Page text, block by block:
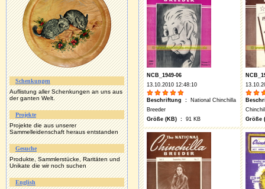
Schenkungen
Auflistung aller Schenkungen an uns aus
der ganten Welt.
Projekte
Projekte die aus unserer
Sammelleidenschaft heraus entstanden
Gesuche
Produkte, Sammlerstücke, Raritäten und
Unikate die wir noch suchen
English
NCB_1949-06
13.10.2010 12:48:10
Beschriftung : National Chinchilla
Breeder
Größe (KB) : 91 KB